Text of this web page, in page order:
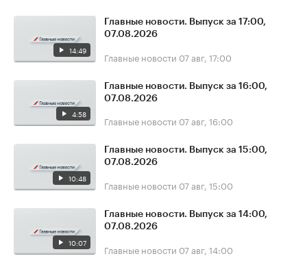
14:49
Главные новости. Выпуск за 17:00,
07.08.2026
Главные новости 07 авг, 17:00
4:58
Главные новости. Выпуск за 16:00,
07.08.2026
Главные новости 07 авг, 16:00
10:48
Главные новости. Выпуск за 15:00,
07.08.2026
Главные новости 07 авг, 15:00
10:07
Главные новости. Выпуск за 14:00,
07.08.2026
Главные новости 07 авг, 14:00